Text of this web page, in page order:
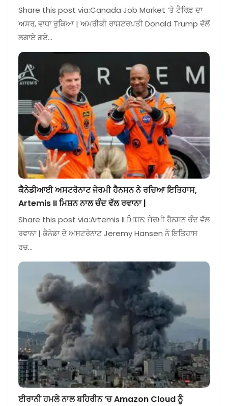
Share this post via:Canada Job Market ‘ਤੇ ਟੈਰਿਫ਼ ਦਾ
ਅਸਰ, ਵਾਧਾ ਰੁਕਿਆ | ਅਮਰੀਕੀ ਰਾਸ਼ਟਰਪਤੀ Donald Trump ਵੱਲੋਂ
ਲਗਾਏ ਗਏ…
ਕੈਨੇਡੀਆਈ ਅਸਟਰੋਨਾਟ ਜੇਰਮੀ ਹੈਨਸਨ ਨੇ ਰਚਿਆ ਇਤਿਹਾਸ,
Artemis II ਮਿਸ਼ਨ ਨਾਲ ਚੰਦ ਵੱਲ ਰਵਾਨਾ |
Share this post via:Artemis II ਮਿਸ਼ਨ: ਜੇਰਮੀ ਹੈਨਸਨ ਚੰਦ ਵੱਲ
ਰਵਾਨਾ | ਕੈਨੇਡਾ ਦੇ ਅਸਟਰੋਨਾਟ Jeremy Hansen ਨੇ ਇਤਿਹਾਸ
ਰਚ…
ਈਰਾਨੀ ਹਮਲੇ ਨਾਲ ਬਹਿਰੀਨ ‘ਚ Amazon Cloud ਨੂੰ